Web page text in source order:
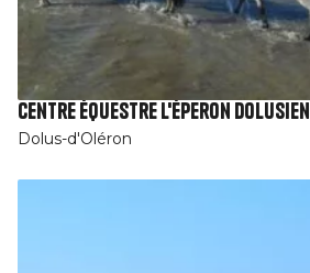
Centre équestre L'éperon Dolusien
Dolus-d'Oléron